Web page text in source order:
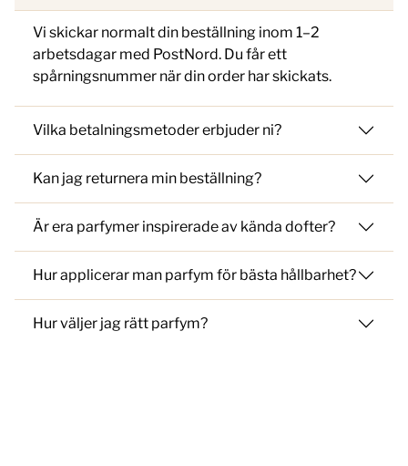
Vi skickar normalt din beställning inom 1–2
arbetsdagar med PostNord. Du får ett
spårningsnummer när din order har skickats.
Vilka betalningsmetoder erbjuder ni?
Kan jag returnera min beställning?
Är era parfymer inspirerade av kända dofter?
Hur applicerar man parfym för bästa hållbarhet?
Hur väljer jag rätt parfym?